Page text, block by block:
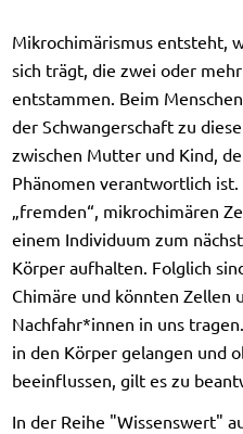
Mikrochimärismus entsteht,
sich trägt, die zwei oder
entstammen. Beim
der Schwangerschaft zu
zwischen Mutter und Kind,
Phänomen verantwortlich ist.
„fremden“, mikrochimären
einem Individuum zum
Körper aufhalten. Folglich
Chimäre und könnten Zellen
Nachfahr*innen in uns
in den Körper gelangen und
beeinflussen, gilt es zu
In der Reihe "Wissenswert"